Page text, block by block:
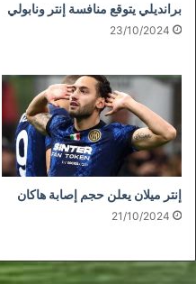
برانديلي يتوقع منافسة إنتر ونابولي
23/10/2024
إنتر ميلان يعلن حجم إصابة هاكان
21/10/2024